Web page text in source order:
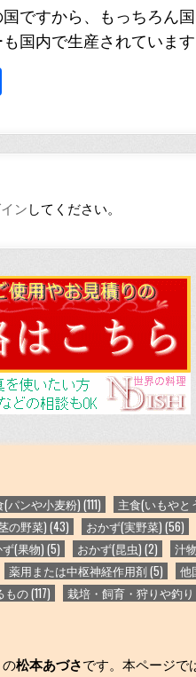
ですから、もっちろ
国内で生産されています
ン してください。
(パンや小麦粉) (111) 主食(いもやと
の野菜) (43) おかず(実野菜) (56)
(果物)(5) おかず(昆虫) (2) 汁
薬用または中枢神経作用剤(5) 他
もの(117) 栽培・飼育・狩りや釣り
の松本あづさです。本ページで